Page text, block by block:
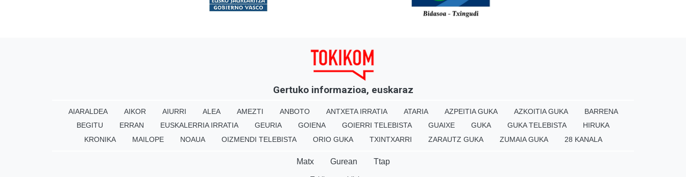
Gertuko informazioa, euskaraz
AIARALDEA AIKOR AIURRI ALEA AMEZTI ANBOTO ANTXETA IRRATIA ATARIA AZPEITIA GUKA AZKOITIA GUKA
BARRENA
BEGITU
ERRAN EUSKALERRIA IRRATIA GEURIA GOIENA GOIERRI TELEBISTA GUAIXE GUKA GUKA TELEBISTA
HIRUKA
KRONIKA
MAILOPE NOAUA OIZMENDI TELEBISTA ORIO GUKA TXINTXARRI ZARAUTZ GUKA ZUMAIA GUKA 28 KANALA
Matx Gurean Ttap